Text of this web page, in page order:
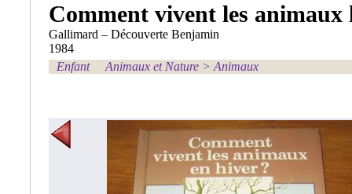
Comment vivent les animaux
Gallimard – Découverte Benjamin
1984
Enfant
Animaux et Nature > Animaux